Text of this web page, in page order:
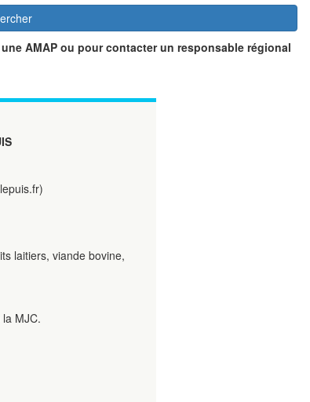
AMAP ou pour contacter un responsable régional
laitiers, viande bovine,
MJC.